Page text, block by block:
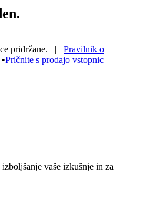
pridržane. | Pravilnik o
•Pričnite s prodajo vstopnic
vaše izkušnje in za